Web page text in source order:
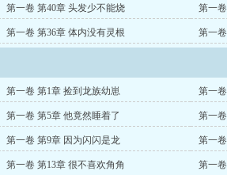
第一卷 第40章 头发少不能烧 第一
第一卷 第36章 体内没有灵根 第一
第一卷 第1章 捡到龙族幼崽 第一
第一卷 第5章 他竟然睡着了 第一
第一卷 第9章 因为闪闪是龙 第一
第一卷 第13章 很不喜欢角角 第一